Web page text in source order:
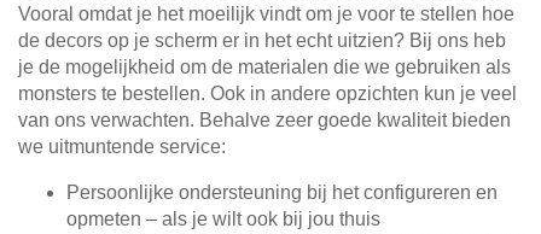
Vooral omdat je het moeilijk vindt om je voor te stellen hoe
de decors op je scherm er in het echt uitzien? Bij ons heb
je de mogelijkheid om de materialen die we gebruiken als
monsters te bestellen. Ook in andere opzichten kun je veel
van ons verwachten. Behalve zeer goede kwaliteit bieden
we uitmuntende service:
Persoonlijke ondersteuning bij het configureren en
opmeten – als je wilt ook bij jou thuis